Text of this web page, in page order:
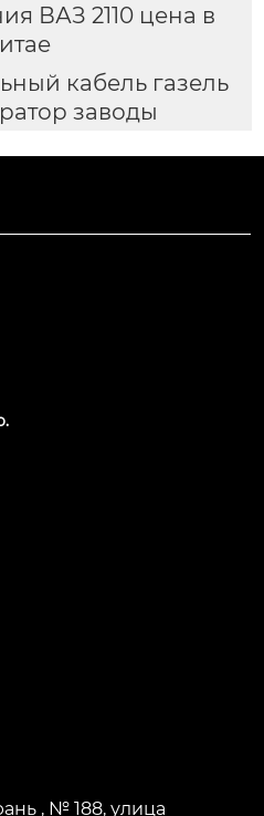
ВАЗ 2110 цена в
кабель газель
заводы
, № 188, улица